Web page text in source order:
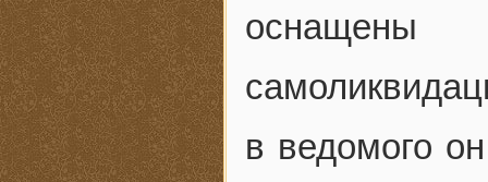
оснащены
в ведомого